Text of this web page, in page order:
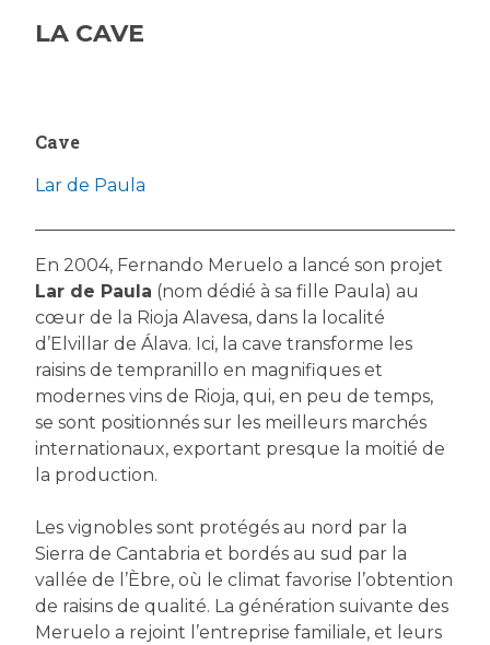
LA CAVE
Cave
Lar de Paula
En 2004, Fernando Meruelo a lancé son projet
Lar de Paula (nom dédié à sa fille Paula) au
cœur de la Rioja Alavesa, dans la localité
d’Elvillar de Álava. Ici, la cave transforme les
raisins de tempranillo en magnifiques et
modernes vins de Rioja, qui, en peu de temps,
se sont positionnés sur les meilleurs marchés
internationaux, exportant presque la moitié de
la production.
Les vignobles sont protégés au nord par la
Sierra de Cantabria et bordés au sud par la
vallée de l’Èbre, où le climat favorise l’obtention
de raisins de qualité. La génération suivante des
Meruelo a rejoint l’entreprise familiale, et leurs